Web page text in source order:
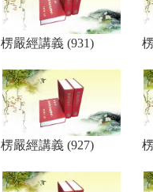
楞嚴經講義 (931)
楞嚴經講義 (927)